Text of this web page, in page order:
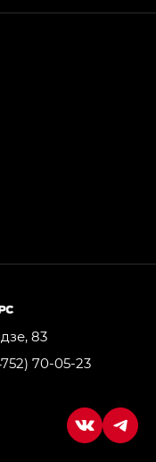
83
70-05-23